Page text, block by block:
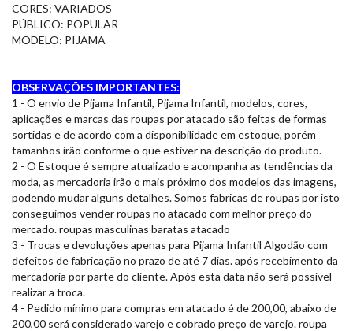
CORES: VARIADOS
PÚBLICO: POPULAR
MODELO: PIJAMA
OBSERVAÇÕES IMPORTANTES:
1 - O envio de Pijama Infantil, Pijama Infantil, modelos, cores,
aplicações e marcas das roupas por atacado são feitas de formas
sortidas e de acordo com a disponibilidade em estoque, porém
tamanhos irão conforme o que estiver na descrição do produto.
2 - O Estoque é sempre atualizado e acompanha as tendências da
moda, as mercadoria irão o mais próximo dos modelos das imagens,
podendo mudar alguns detalhes. Somos fabricas de roupas por isto
conseguimos vender roupas no atacado com melhor preço do
mercado. roupas masculinas baratas atacado
3 - Trocas e devoluções apenas para Pijama Infantil Algodão com
defeitos de fabricação no prazo de até 7 dias. após recebimento da
mercadoria por parte do cliente. Após esta data não será possível
realizar a troca.
4 - Pedido mínimo para compras em atacado é de 200,00, abaixo de
200,00 será considerado varejo e cobrado preço de varejo. roupa